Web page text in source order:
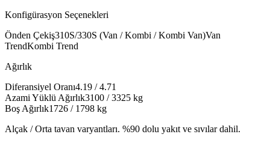
Konfigürasyon Seçenekleri
Önden Çekiş310S/330S (Van / Kombi / Kombi Van)Van
TrendKombi Trend
Ağırlık
Diferansiyel Oranı4.19 / 4.71
Azami Yüklü Ağırlık3100 / 3325 kg
Boş Ağırlık1726 / 1798 kg
Alçak / Orta tavan varyantları. %90 dolu yakıt ve sıvılar dahil.